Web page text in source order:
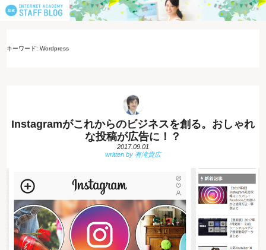
キーワード: Wordpress
Instagramがこれからのビジネスを創る。おしゃれ
な投稿が広告に！？
2017.09.01